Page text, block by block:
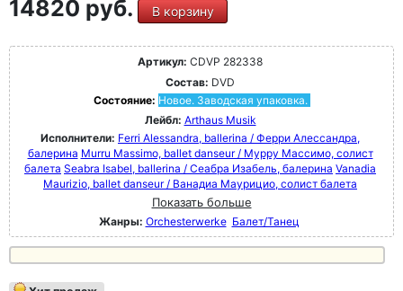
14820 руб. В корзину
Артикул: CDVP 282338
Состав: DVD
Состояние: Новое. Заводская упаковка.
Лейбл: Arthaus Musik
Исполнители: Ferri Alessandra, ballerina / Ферри Алессандра,
балерина Murru Massimo, ballet danseur / Мурру Массимо, солист
балета Seabra Isabel, ballerina / Сеабра Изабель, балерина Vanadia
Maurizio, ballet danseur / Ванадиа Маурицио, солист балета
Показать больше
Жанры: Orchesterwerke Балет/Танец